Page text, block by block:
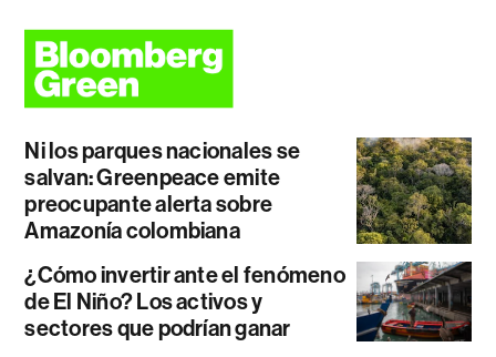
Ni los parques nacionales se
salvan: Greenpeace emite
preocupante alerta sobre
Amazonía colombiana
¿Cómo invertir ante el fenómeno
de El Niño? Los activos y
sectores que podrían ganar